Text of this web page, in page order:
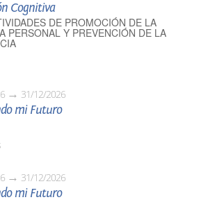
Cognitiva
DE PROMOCIÓN DE LA
PERSONAL Y PREVENCIÓN DE LA
31/12/2026
mi Futuro
31/12/2026
mi Futuro